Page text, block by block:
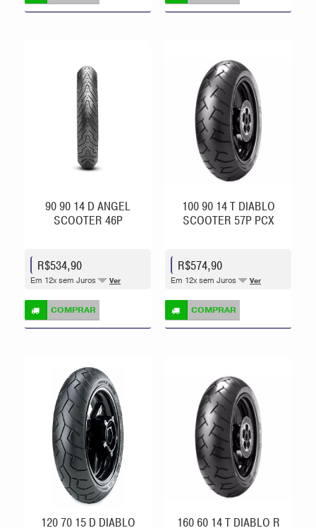
90 90 14 D ANGEL
SCOOTER 46P
R$534,90
Em 12x sem Juros Ver
COMPRAR
100 90 14 T DIABLO
SCOOTER 57P PCX
R$574,90
Em 12x sem Juros Ver
COMPRAR
120 70 15 D DIABLO
160 60 14 T DIABLO R